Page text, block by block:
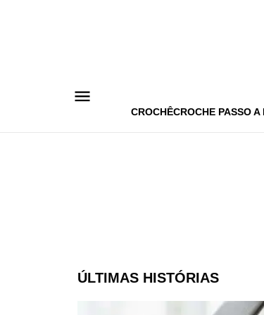
CROCHÊCROCHE PASSO A
ÚLTIMAS HISTÓRIAS